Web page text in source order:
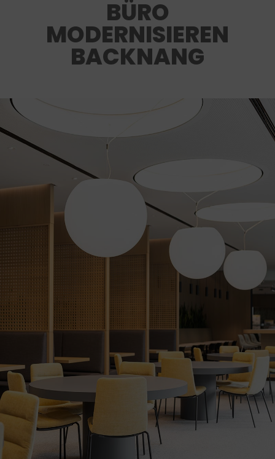
BÜRO
MODERNISIEREN
BACKNANG